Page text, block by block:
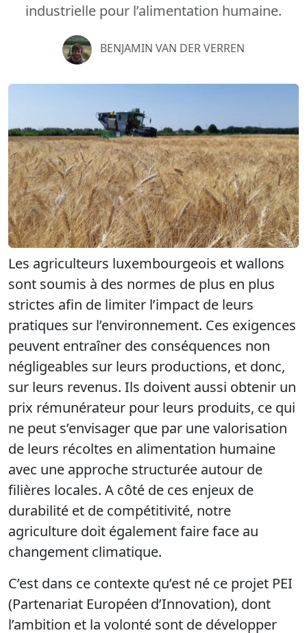
industrielle pour l’alimentation humaine.
BENJAMIN VAN DER VERREN
Les agriculteurs luxembourgeois et wallons
sont soumis à des normes de plus en plus
strictes afin de limiter l’impact de leurs
pratiques sur l’environnement. Ces exigences
peuvent entraîner des conséquences non
négligeables sur leurs productions, et donc,
sur leurs revenus. Ils doivent aussi obtenir un
prix rémunérateur pour leurs produits, ce qui
ne peut s’envisager que par une valorisation
de leurs récoltes en alimentation humaine
avec une approche structurée autour de
filières locales. A côté de ces enjeux de
durabilité et de compétitivité, notre
agriculture doit également faire face au
changement climatique.
C’est dans ce contexte qu’est né ce projet PEI
(Partenariat Européen d’Innovation), dont
l’ambition et la volonté sont de développer